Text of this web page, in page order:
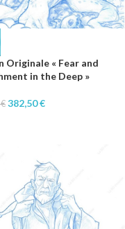
Originale « Fear and
in the Deep »
€ 382,50€